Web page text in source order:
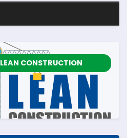
LEAN CONSTRUCTION